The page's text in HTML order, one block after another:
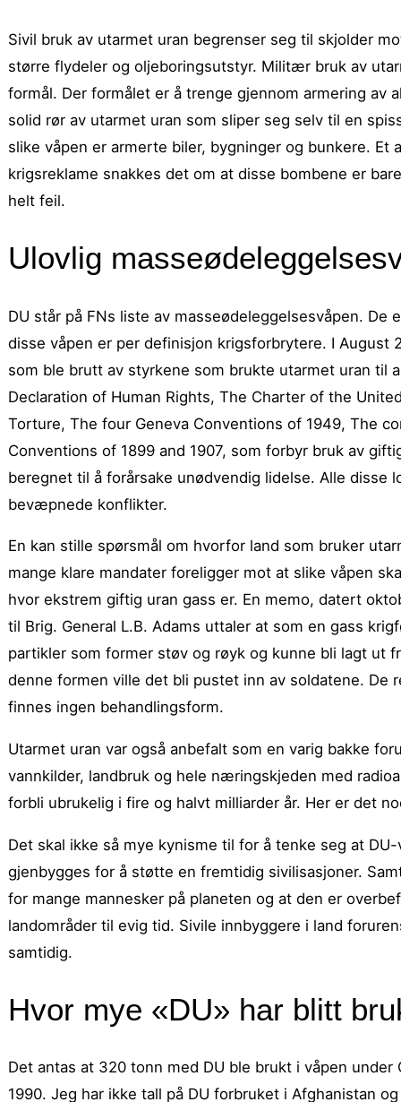
Sivil bruk av utarmet uran begrenser seg til skjolder
større flydeler og oljeboringsutstyr. Militær bruk av
formål. Der formålet er å trenge gjennom armering av
solid rør av utarmet uran som sliper seg selv til en
slike våpen er armerte biler, bygninger og bunkere. Et
krigsreklame snakkes det om at disse bombene er
helt feil.
Ulovlig
DU står på FNs liste av masseødeleggelsesvåpen.
disse våpen er per definisjon krigsforbrytere. I
som ble brutt av styrkene som brukte utarmet uran til
Declaration of Human Rights, The Charter of the
Torture, The four Geneva Conventions of 1949, The
Conventions of 1899 and 1907, som forbyr bruk av
beregnet til å forårsake unødvendig lidelse. Alle disse
bevæpnede konflikter.
En kan stille spørsmål om hvorfor land som bruker
mange klare mandater foreligger mot at slike våpen
hvor ekstrem giftig uran gass er. En memo, datert
til Brig. General L.B. Adams uttaler at som en gass
partikler som former støv og røyk og kunne bli lagt ut
denne formen ville det bli pustet inn av soldatene. De
finnes ingen behandlingsform.
Utarmet uran var også anbefalt som en varig bakke
vannkilder, landbruk og hele næringskjeden med
forbli ubrukelig i fire og halvt milliarder år. Her er det
Det skal ikke så mye kynisme til for å tenke seg at
gjenbygges for å støtte en fremtidig sivilisasjoner.
for mange mannesker på planeten og at den er
landområder til evig tid. Sivile innbyggere i land
samtidig.
Hvor mye «DU» har blitt
Det antas at 320 tonn med DU ble brukt i våpen
1990. Jeg har ikke tall på DU forbruket i Afghanistan